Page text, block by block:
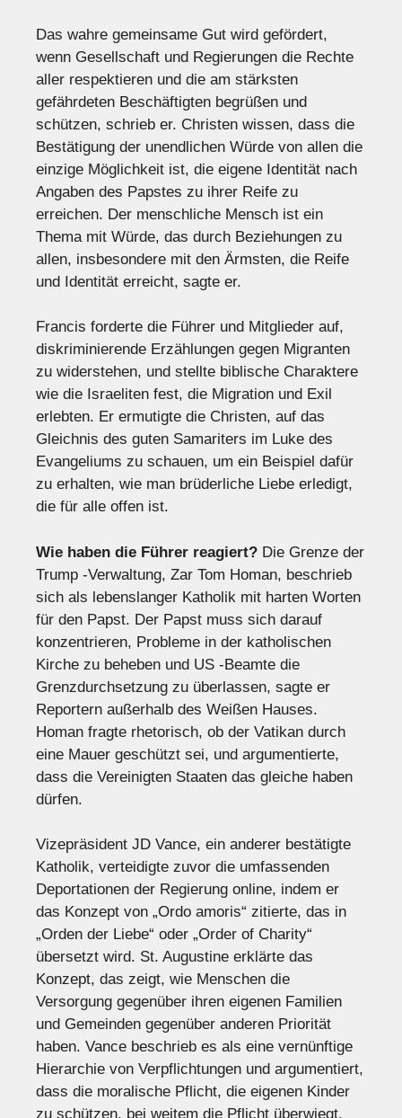
Das wahre gemeinsame Gut wird gefördert,
wenn Gesellschaft und Regierungen die Rechte
aller respektieren und die am stärksten
gefährdeten Beschäftigten begrüßen und
schützen, schrieb er. Christen wissen, dass die
Bestätigung der unendlichen Würde von allen die
einzige Möglichkeit ist, die eigene Identität nach
Angaben des Papstes zu ihrer Reife zu
erreichen. Der menschliche Mensch ist ein
Thema mit Würde, das durch Beziehungen zu
allen, insbesondere mit den Ärmsten, die Reife
und Identität erreicht, sagte er.
Francis forderte die Führer und Mitglieder auf,
diskriminierende Erzählungen gegen Migranten
zu widerstehen, und stellte biblische Charaktere
wie die Israeliten fest, die Migration und Exil
erlebten. Er ermutigte die Christen, auf das
Gleichnis des guten Samariters im Luke des
Evangeliums zu schauen, um ein Beispiel dafür
zu erhalten, wie man brüderliche Liebe erledigt,
die für alle offen ist.
Wie haben die Führer reagiert? Die Grenze der
Trump -Verwaltung, Zar Tom Homan, beschrieb
sich als lebenslanger Katholik mit harten Worten
für den Papst. Der Papst muss sich darauf
konzentrieren, Probleme in der katholischen
Kirche zu beheben und US -Beamte die
Grenzdurchsetzung zu überlassen, sagte er
Reportern außerhalb des Weißen Hauses.
Homan fragte rhetorisch, ob der Vatikan durch
eine Mauer geschützt sei, und argumentierte,
dass die Vereinigten Staaten das gleiche haben
dürfen.
Vizepräsident JD Vance, ein anderer bestätigte
Katholik, verteidigte zuvor die umfassenden
Deportationen der Regierung online, indem er
das Konzept von „Ordo amoris“ zitierte, das in
„Orden der Liebe“ oder „Order of Charity“
übersetzt wird. St. Augustine erklärte das
Konzept, das zeigt, wie Menschen die
Versorgung gegenüber ihren eigenen Familien
und Gemeinden gegenüber anderen Priorität
haben. Vance beschrieb es als eine vernünftige
Hierarchie von Verpflichtungen und argumentiert,
dass die moralische Pflicht, die eigenen Kinder
zu schützen, bei weitem die Pflicht überwiegt,